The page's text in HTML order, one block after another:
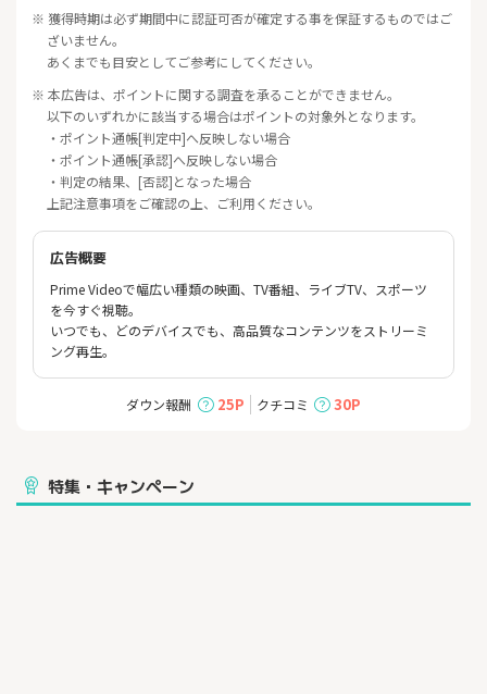
※ 獲得時期は必ず期間中に認証可否が確定する事を保証するものではご
ざいません。
あくまでも目安としてご参考にしてください。
※ 本広告は、ポイントに関する調査を承ることができません。
以下のいずれかに該当する場合はポイントの対象外となります。
・ポイント通帳[判定中]へ反映しない場合
・ポイント通帳[承認]へ反映しない場合
・判定の結果、[否認]となった場合
上記注意事項をご確認の上、ご利用ください。
広告概要
Prime Videoで幅広い種類の映画、TV番組、ライブTV、スポーツ
を今すぐ視聴。
いつでも、どのデバイスでも、高品質なコンテンツをストリーミ
ング再生。
ダウン報酬 25P クチコミ 30P
特集・キャンペーン